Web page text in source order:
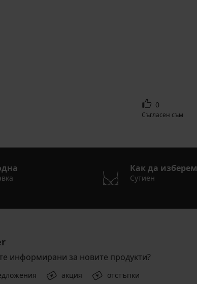
0
Съгласен съм
Как да изберем
Сутиен
информирани за новите продукти?
акция отстъпки